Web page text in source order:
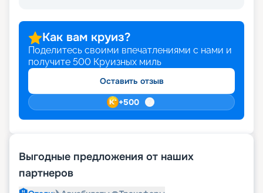
Как вам круиз?
Поделитесь своими впечатлениями с нами и
получите 500 Круизных миль
Оставить отзыв
+500
Выгодные предложения от наших
партнеров